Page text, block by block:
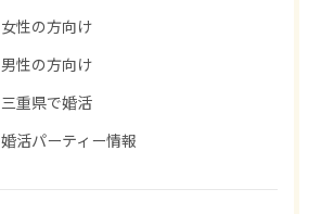
女性の方向け
男性の方向け
三重県で婚活
婚活パーティー情報